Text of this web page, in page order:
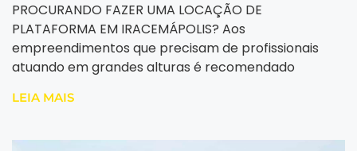
PROCURANDO FAZER UMA LOCAÇÃO DE
PLATAFORMA EM IRACEMÁPOLIS? Aos
empreendimentos que precisam de profissionais
atuando em grandes alturas é recomendado
LEIA MAIS